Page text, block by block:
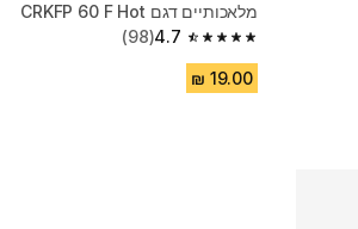
מלאכותיים דגם CRKFP 60 F Hot
Tiger
4.7
4.7 out of 5 stars from 98 reviews
(98)